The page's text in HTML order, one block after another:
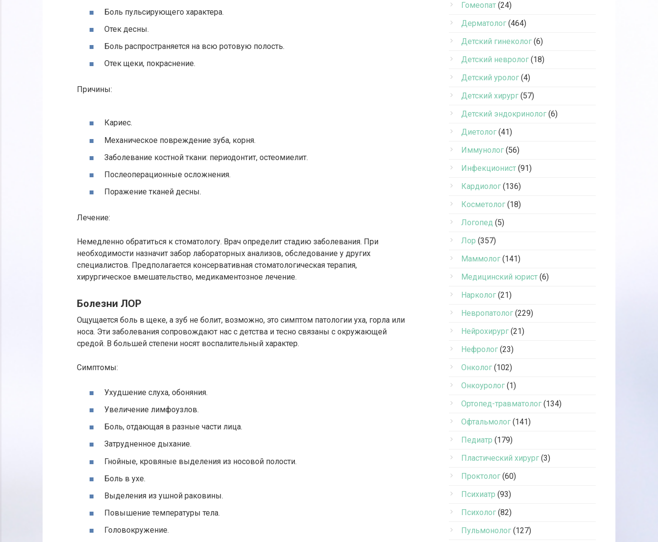
Боль пульсирующего характера.
Отек десны.
Боль распространяется на всю ротовую полость.
Отек щеки, покраснение.
Причины:
Кариес.
Механическое повреждение зуба, корня.
Заболевание костной ткани: периодонтит, остеомиелит.
Послеоперационные осложнения.
Поражение тканей десны.
Лечение:
Немедленно обратиться к стоматологу. Врач определит стадию заболевания. При
необходимости назначит забор лабораторных анализов, обследование у других
специалистов. Предполагается консервативная стоматологическая терапия,
хирургическое вмешательство, медикаментозное лечение.
Болезни ЛОР
Ощущается боль в щеке, а зуб не болит, возможно, это симптом патологии уха, горла или
носа. Эти заболевания сопровождают нас с детства и тесно связаны с окружающей
средой. В большей степени носят воспалительный характер.
Симптомы:
Ухудшение слуха, обоняния.
Увеличение лимфоузлов.
Боль, отдающая в разные части лица.
Затрудненное дыхание.
Гнойные, кровяные выделения из носовой полости.
Боль в ухе.
Выделения из ушной раковины.
Повышение температуры тела.
Головокружение.
Гомеопат (24)
Дерматолог (464)
Детский гинеколог (6)
Детский невролог (18)
Детский уролог (4)
Детский хирург (57)
Детский эндокринолог (6)
Диетолог (41)
Иммунолог (56)
Инфекционист (91)
Кардиолог (136)
Косметолог (18)
Логопед (5)
Лор (357)
Маммолог (141)
Медицинский юрист (6)
Нарколог (21)
Невропатолог (229)
Нейрохирург (21)
Нефролог (23)
Онколог (102)
Онкоуролог (1)
Ортопед-травматолог (134)
Офтальмолог (141)
Педиатр (179)
Пластический хирург (3)
Проктолог (60)
Психиатр (93)
Психолог (82)
Пульмонолог (127)